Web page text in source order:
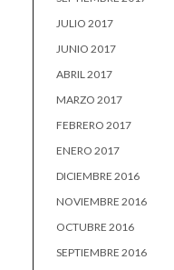
JULIO 2017
JUNIO 2017
ABRIL 2017
MARZO 2017
FEBRERO 2017
ENERO 2017
DICIEMBRE 2016
NOVIEMBRE 2016
OCTUBRE 2016
SEPTIEMBRE 2016